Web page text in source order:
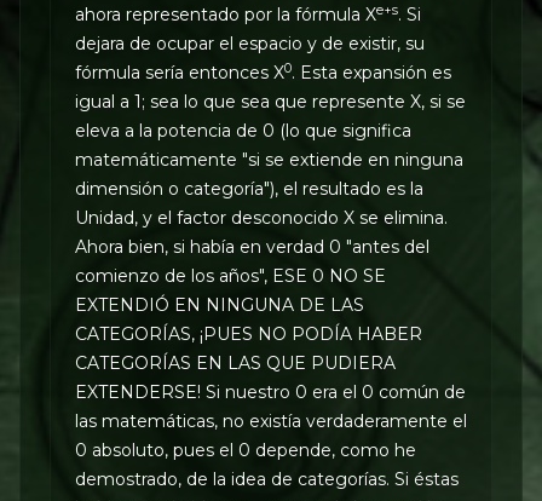
ahora representado por la fórmula Xe+s. Si
dejara de ocupar el espacio y de existir, su
fórmula sería entonces X0. Esta expansión es
igual a 1; sea lo que sea que represente X, si se
eleva a la potencia de 0 (lo que significa
matemáticamente "si se extiende en ninguna
dimensión o categoría"), el resultado es la
Unidad, y el factor desconocido X se elimina.
Ahora bien, si había en verdad 0 "antes del
comienzo de los años", ESE 0 NO SE
EXTENDIÓ EN NINGUNA DE LAS
CATEGORÍAS, ¡PUES NO PODÍA HABER
CATEGORÍAS EN LAS QUE PUDIERA
EXTENDERSE! Si nuestro 0 era el 0 común de
las matemáticas, no existía verdaderamente el
0 absoluto, pues el 0 depende, como he
demostrado, de la idea de categorías. Si éstas